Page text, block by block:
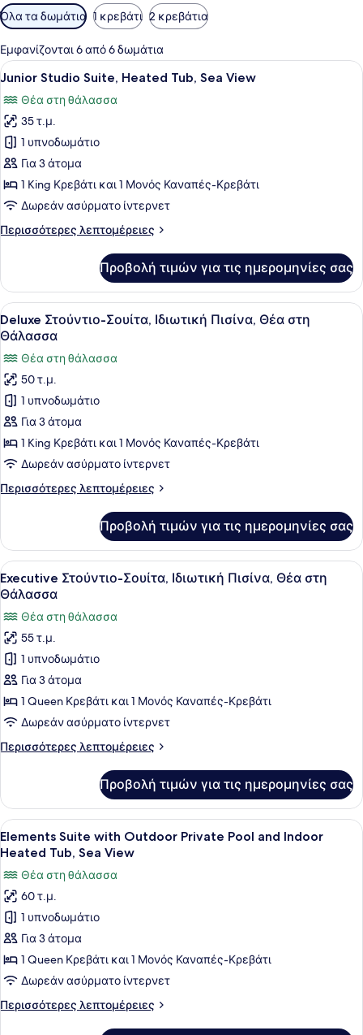
Διαθέσιμα
φίλτρα
για
τα
δωμάτια
Όλα τα δωμάτια 1 κρεβάτι 2 κρεβάτια
Εμφανίζονται 6 από 6 δωμάτια
Προβολή
όλων
των
φωτογραφιών
για
Junior
Studio
Suite,
Heated
Tub,
Ένα κτίριο με εξωτερική
17
Junior Studio Suite, Heated Tub, Sea View
Θέα στη θάλασσα
35 τ.μ.
1 υπνοδωμάτιο
Για 3 άτομα
1 King Κρεβάτι και 1 Μονός Καναπές-Κρεβάτι
Δωρεάν ασύρματο ίντερνετ
Περισσότερες λεπτομέρειες
Περισσότερες
Studio
Suite,
Heated
Tub,
Sea
View
Προβολή τιμών για τις ημερομηνίες σας
Προβολή
όλων
των
φωτογραφιών
για
Deluxe
Στούντιο-
Σουίτα,
Ιδιωτική
Θέα
Ένα πέτρινο τόξο που οδηγεί σε
19
Deluxe Στούντιο-Σουίτα, Ιδιωτική Πισίνα, Θέα στη
Θάλασσα
Θέα στη θάλασσα
50 τ.μ.
1 υπνοδωμάτιο
Για 3 άτομα
1 King Κρεβάτι και 1 Μονός Καναπές-Κρεβάτι
Δωρεάν ασύρματο ίντερνετ
Περισσότερες λεπτομέρειες
Περισσότερες
Στούντιο-
Σουίτα,
Ιδιωτική
Πισίνα,
Θέα
στη
Θάλασσα
Προβολή τιμών για τις ημερομηνίες σας
Προβολή
όλων
των
φωτογραφιών
για
Executive
Στούντιο-
Σουίτα,
Ιδιωτική
Θέα
Ένα δωμάτιο με γυάλινη πόρτα
13
Executive Στούντιο-Σουίτα, Ιδιωτική Πισίνα, Θέα στη
Θάλασσα
Θέα στη θάλασσα
55 τ.μ.
1 υπνοδωμάτιο
Για 3 άτομα
1 Queen Κρεβάτι και 1 Μονός Καναπές-Κρεβάτι
Δωρεάν ασύρματο ίντερνετ
Περισσότερες λεπτομέρειες
Περισσότερες
Στούντιο-
Σουίτα,
Ιδιωτική
Πισίνα,
στη
Θάλασσα
Προβολή τιμών για τις ημερομηνίες σας
Προβολή
όλων
φωτογραφιών
για
Elements
Suite
with
Outdoor
Pool
Ένας φωτεινός, υπαίθριος χώρος
13
Elements Suite with Outdoor Private Pool and Indoor
Heated Tub, Sea View
Θέα στη θάλασσα
60 τ.μ.
1 υπνοδωμάτιο
Για 3 άτομα
1 Queen Κρεβάτι και 1 Μονός Καναπές-Κρεβάτι
Δωρεάν ασύρματο ίντερνετ
Περισσότερες λεπτομέρειες
Περισσότερες